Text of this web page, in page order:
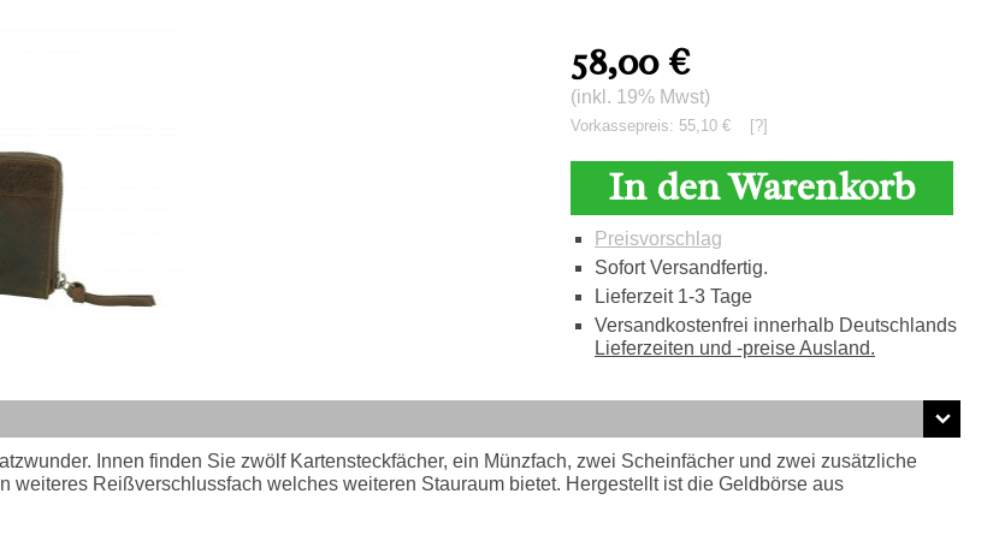
58,00 €
(inkl. 19% Mwst)
Vorkassepreis: 55,10 € [?]
In den Warenkorb
Preisvorschlag
Sofort Versandfertig.
Lieferzeit 1-3 Tage
Versandkostenfrei innerhalb Deutschlands
Lieferzeiten und -preise Ausland.
Innen finden Sie zwölf Kartensteckfächer, ein Münzfach, zwei Scheinfächer und zwei zusätzliche
weiteres Reißverschlussfach welches weiteren Stauraum bietet. Hergestellt ist die Geldbörse aus